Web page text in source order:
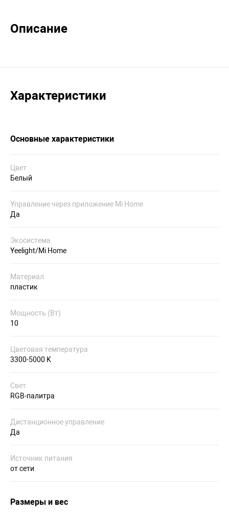
Описание
Характеристики
Основные характеристики
Цвет
Белый
Управление через приложение Mi Home
Да
Экосистема
Yeelight/Mi Home
Материал
пластик
Мощность (Вт)
10
Цветовая температура
3300-5000 K
Свет
RGB-палитра
Дистанционное управление
Да
Источник питания
от сети
Размеры и вес